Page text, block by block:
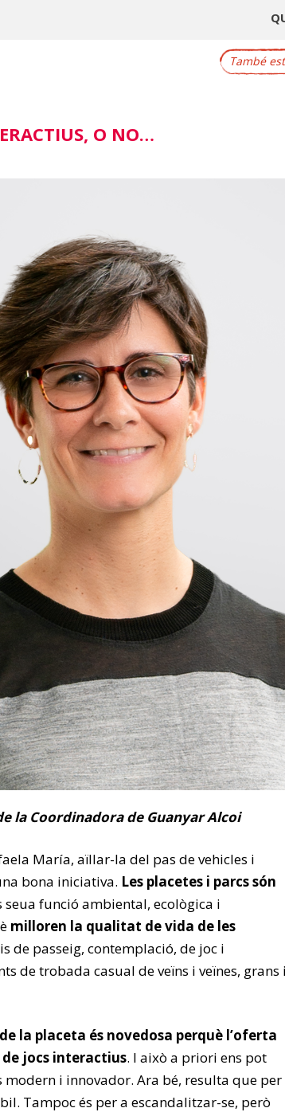
També
O NO…
la Coordinadora de Guanyar Alcoi
María, aïllar-la del pas de vehicles i
bona iniciativa. Les placetes i parcs són
seua funció ambiental, ecològica i
milloren la qualitat de vida de les
de passeig, contemplació, de joc i
de trobada casual de veïns i veïnes, grans i
la placeta és novedosa perquè l’oferta
jocs interactius. I això a priori ens pot
modern i innovador. Ara bé, resulta que per
Tampoc és per a escandalitzar-se, però